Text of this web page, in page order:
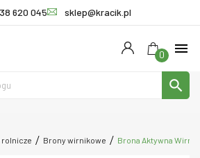
620 045 sklep@kracik.pl
0 menu
search
rolnicze Brony wirnikowe Brona Aktywna